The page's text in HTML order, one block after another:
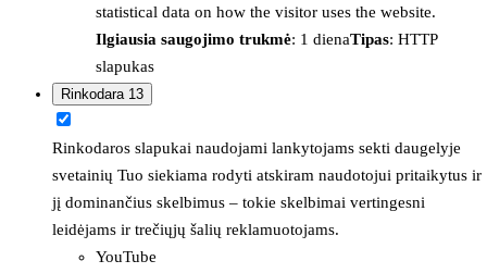
statistical data on how the visitor uses the website.
Ilgiausia saugojimo trukmė: 1 dienaTipas: HTTP
slapukas
Rinkodara 13
Rinkodaros slapukai naudojami lankytojams sekti daugelyje
svetainių Tuo siekiama rodyti atskiram naudotojui pritaikytus ir
jį dominančius skelbimus – tokie skelbimai vertingesni
leidėjams ir trečiųjų šalių reklamuotojams.
YouTube